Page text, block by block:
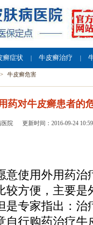
癣症状 牛皮癣治疗
> 牛皮癣危害
药对牛皮癣患者的
医院 更新时间：2016-09-24
使用外用药治
较方便，主要是
是专家指出：治
自行购药治疗牛